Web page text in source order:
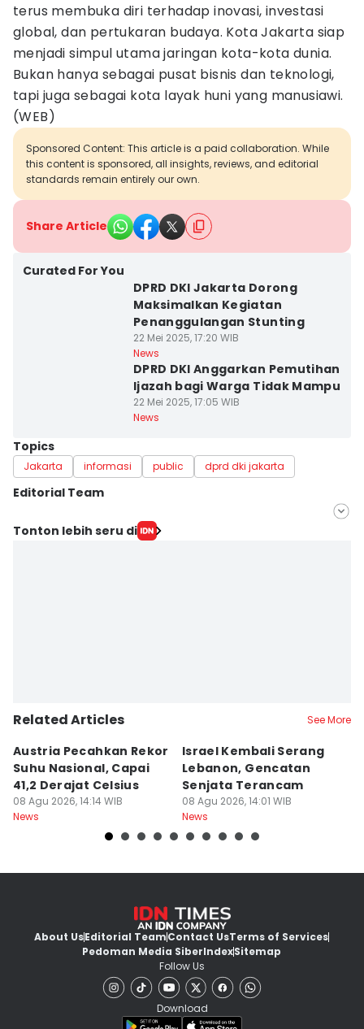
terus membuka diri terhadap inovasi, investasi
global, dan pertukaran budaya. Kota Jakarta siap
menjadi simpul utama jaringan kota-kota dunia.
Bukan hanya sebagai pusat bisnis dan teknologi,
tapi juga sebagai kota layak huni yang manusiawi.
(WEB)
Sponsored Content: This article is a paid collaboration. While
this content is sponsored, all insights, reviews, and editorial
standards remain entirely our own.
Share Article
Curated For You
DPRD DKI Jakarta Dorong
Maksimalkan Kegiatan
Penanggulangan Stunting
22 Mei 2025, 17:20 WIB
News
DPRD DKI Anggarkan Pemutihan
Ijazah bagi Warga Tidak Mampu
22 Mei 2025, 17:05 WIB
News
Topics
Jakarta informasi public dprd dki jakarta
Editorial Team
Editor
Tonton lebih seru di
Related Articles See More
Austria Pecahkan Rekor
Suhu Nasional, Capai
41,2 Derajat Celsius
08 Agu 2026, 14:14 WIB
News
Israel Kembali Serang
Lebanon, Gencatan
Senjata Terancam
08 Agu 2026, 14:01 WIB
News
About UsEditorial TeamContact UsTerms of Services
Pedoman Media SiberIndexSitemap
Follow Us
Download